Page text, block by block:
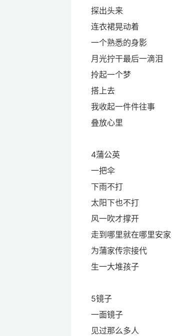
探出头来
连衣裙晃动着
一个熟悉的身影
月光拧干最后一滴泪
拎起一个梦
搭上去
我收起一件件往事
叠放心里
4蒲公英
一把伞
下雨不打
太阳下也不打
风一吹才撑开
走到哪里就在哪里安家
为蒲家传宗接代
生一大堆孩子
5镜子
一面镜子
见过那么多人